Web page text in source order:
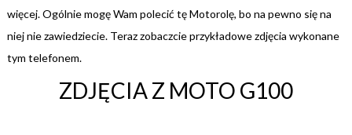
więcej. Ogólnie mogę Wam polecić tę Motorolę, bo na pewno się na
niej nie zawiedziecie. Teraz zobaczcie przykładowe zdjęcia wykonane
tym telefonem.
ZDJĘCIA Z MOTO G100